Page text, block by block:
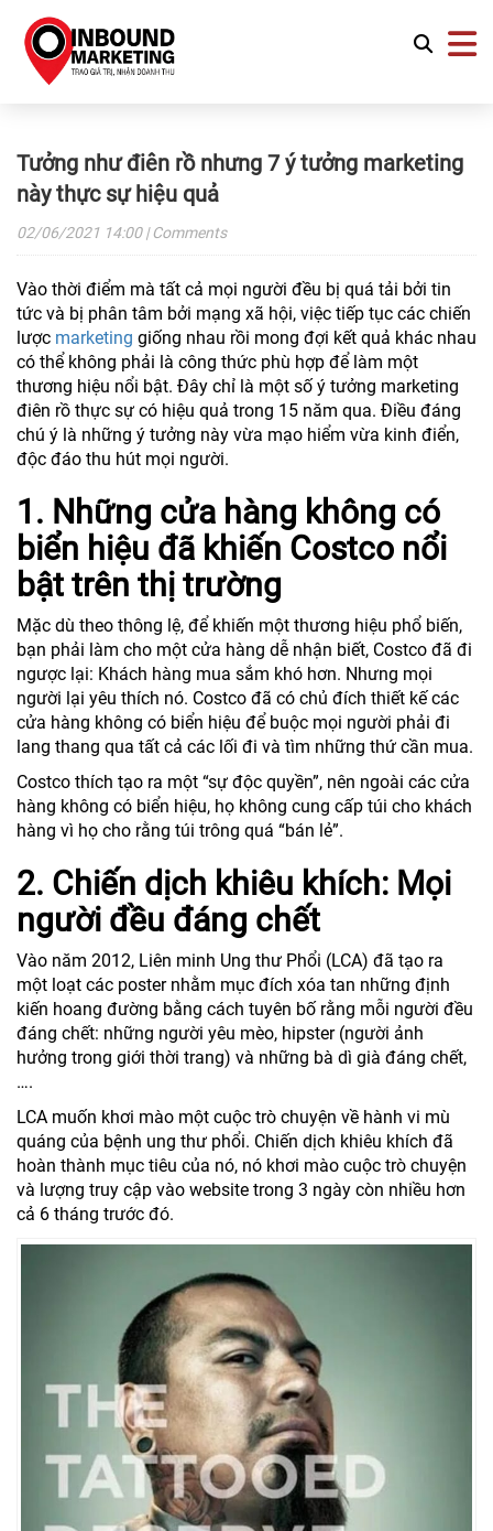
Tưởng như điên rồ nhưng 7 ý tưởng marketing
này thực sự hiệu quả
02/06/2021 14:00| Comments
Vào thời điểm mà tất cả mọi người đều bị quá tải bởi tin
tức và bị phân tâm bởi mạng xã hội, việc tiếp tục các chiến
lược marketing giống nhau rồi mong đợi kết quả khác nhau
có thể không phải là công thức phù hợp để làm một
thương hiệu nổi bật. Đây chỉ là một số ý tưởng marketing
điên rồ thực sự có hiệu quả trong 15 năm qua. Điều đáng
chú ý là những ý tưởng này vừa mạo hiểm vừa kinh điển,
độc đáo thu hút mọi người.
1. Những cửa hàng không có
biển hiệu đã khiến Costco nổi
bật trên thị trường
Mặc dù theo thông lệ, để khiến một thương hiệu phổ biến,
bạn phải làm cho một cửa hàng dễ nhận biết, Costco đã đi
ngược lại: Khách hàng mua sắm khó hơn. Nhưng mọi
người lại yêu thích nó. Costco đã có chủ đích thiết kế các
cửa hàng không có biển hiệu để buộc mọi người phải đi
lang thang qua tất cả các lối đi và tìm những thứ cần mua.
Costco thích tạo ra một “sự độc quyền”, nên ngoài các cửa
hàng không có biển hiệu, họ không cung cấp túi cho khách
hàng vì họ cho rằng túi trông quá “bán lẻ”.
2. Chiến dịch khiêu khích: Mọi
người đều đáng chết
Vào năm 2012, Liên minh Ung thư Phổi (LCA) đã tạo ra
một loạt các poster nhằm mục đích xóa tan những định
kiến hoang đường bằng cách tuyên bố rằng mỗi người đều
đáng chết: những người yêu mèo, hipster (người ảnh
hưởng trong giới thời trang) và những bà dì già đáng chết,
….
LCA muốn khơi mào một cuộc trò chuyện về hành vi mù
quáng của bệnh ung thư phổi. Chiến dịch khiêu khích đã
hoàn thành mục tiêu của nó, nó khơi mào cuộc trò chuyện
và lượng truy cập vào website trong 3 ngày còn nhiều hơn
cả 6 tháng trước đó.